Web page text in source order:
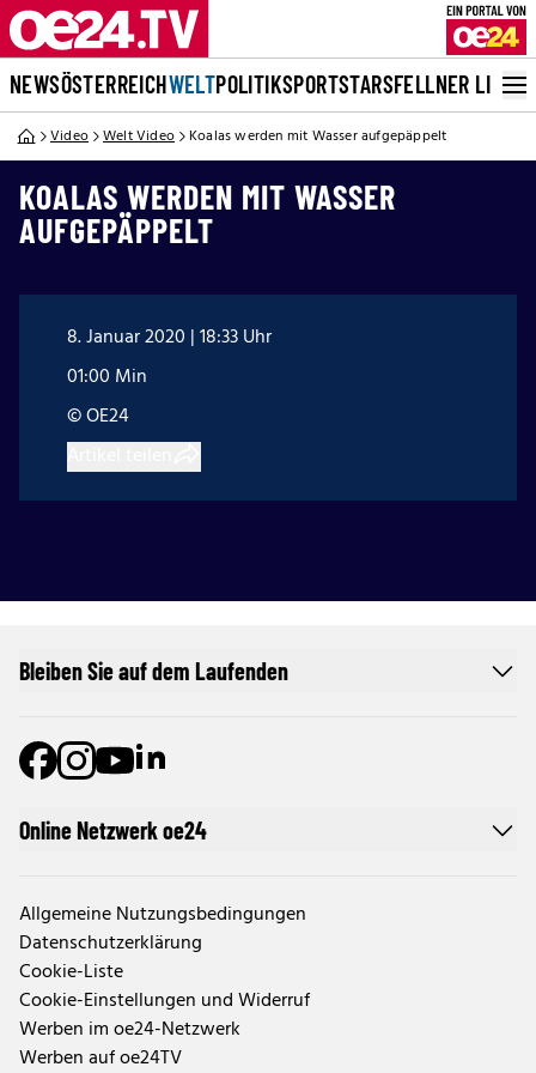
NEWSÖSTERREICHWELTPOLITIKSPORTSTARSFELLNER LIVE
Video Welt Video Koalas werden mit Wasser aufgepäppelt
KOALAS WERDEN MIT WASSER
AUFGEPÄPPELT
8. Januar 2020 | 18:33 Uhr
01:00 Min
© OE24
Online Netzwerk oe24
Allgemeine Nutzungsbedingungen
Datenschutzerklärung
Cookie-Liste
Cookie-Einstellungen und Widerruf
Werben im oe24-Netzwerk
Werben auf oe24TV
Bleiben Sie auf dem Laufenden